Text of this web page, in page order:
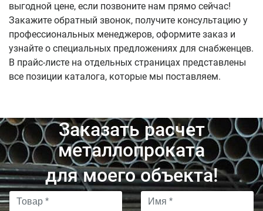
выгодной цене, если позвоните нам прямо сейчас!
Закажите обратный звонок, получите консультацию у
профессиональных менеджеров, оформите заказ и
узнайте о специальных предложениях для снабженцев.
В прайс-листе на отдельных страницах представлены
все позиции каталога, которые мы поставляем.
Заказать расчет
металлопроката
для моего объекта!